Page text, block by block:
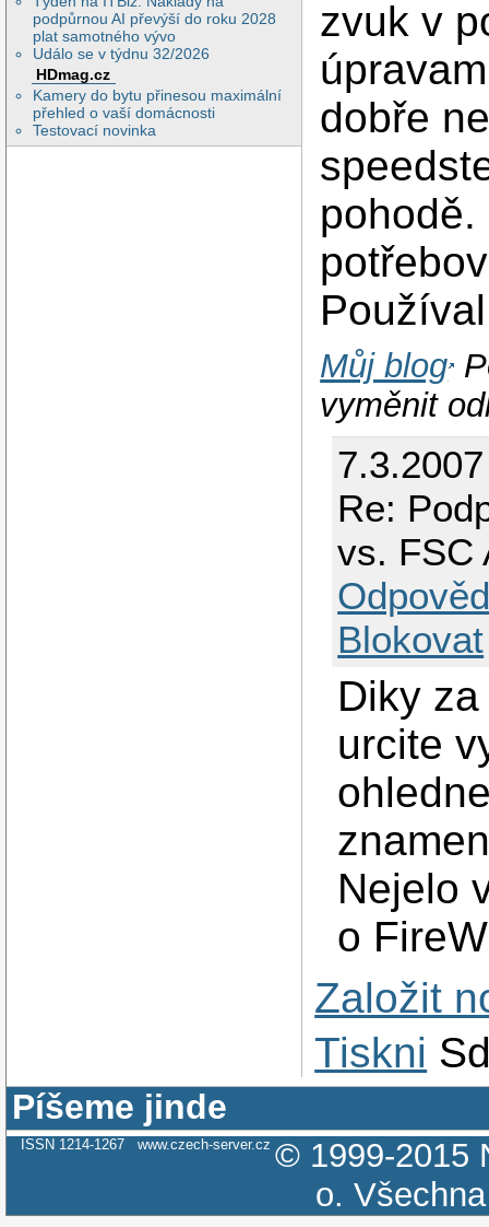
podpůrnou AI převýší do roku 2028
plat samotného vývo
Událo se v týdnu 32/2026
HDmag.cz
Kamery do bytu přinesou maximální
přehled o vaší domácnosti
Testovací novinka
zvuk v
dobře
Můj blog
vyměnit
Re:
vs. FSC
Blokovat
Diky
urcite
Nejelo
o
Založit
Tiskni
Píšeme jinde
ISSN 1214-1267 www.czech-server.cz © 1999-2015
o.